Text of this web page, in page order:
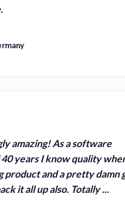
amazing!As a software
years I know quality
product and a pretty damn
it all up also. Totally ...